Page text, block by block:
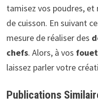
tamisez vos poudres,
de cuisson. En suivant
mesure de réaliser des
chefs. Alors, à vos
laissez parler votre
Publications